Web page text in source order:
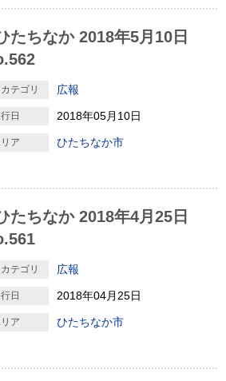
たちなか 2018年5月10日
テゴリ 広報
日 2018年05月10日
ア ひたちなか市
たちなか 2018年4月25日
テゴリ 広報
日 2018年04月25日
ア ひたちなか市